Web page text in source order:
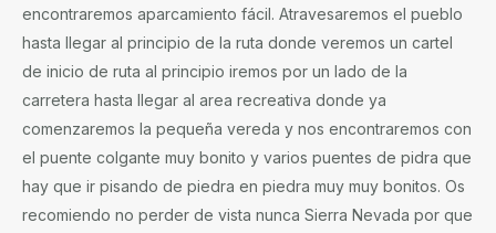
encontraremos aparcamiento fácil. Atravesaremos el pueblo
hasta llegar al principio de la ruta donde veremos un cartel
de inicio de ruta al principio iremos por un lado de la
carretera hasta llegar al area recreativa donde ya
comenzaremos la pequeña vereda y nos encontraremos con
el puente colgante muy bonito y varios puentes de pidra que
hay que ir pisando de piedra en piedra muy muy bonitos. Os
recomiendo no perder de vista nunca Sierra Nevada por que